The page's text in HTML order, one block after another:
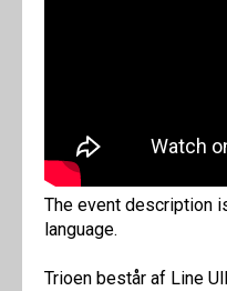
The event description
language.
Trioen består af Line